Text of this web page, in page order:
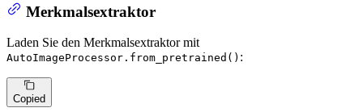
Merkmalsextraktor
Laden Sie den Merkmalsextraktor mit
AutoImageProcessor.from_pretrained() :
Copied